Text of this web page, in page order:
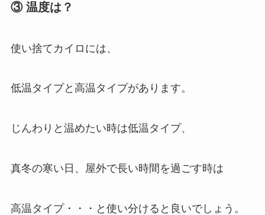
③ 温度は？
使い捨てカイロには、
低温タイプと高温タイプがあります。
じんわりと温めたい時は低温タイプ、
真冬の寒い日、屋外で長い時間を過ごす時は
高温タイプ・・・と使い分けると良いでしょう。